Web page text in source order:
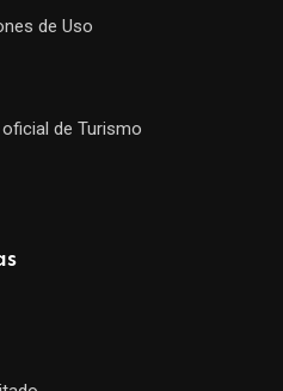
de Uso
de Turismo